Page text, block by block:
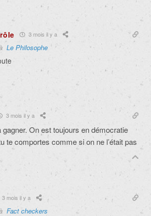
3 mois il y a
Le Philosophe
3 mois il y a
gagner. On est toujours en démocratie
te comportes comme si on ne l’était pas
3 mois il y a
Fact checkers